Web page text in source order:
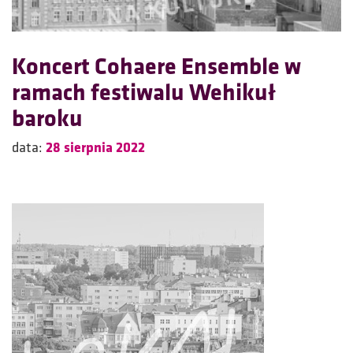
Koncert Cohaere Ensemble w
ramach festiwalu Wehikuł
baroku
data: 28 sierpnia 2022